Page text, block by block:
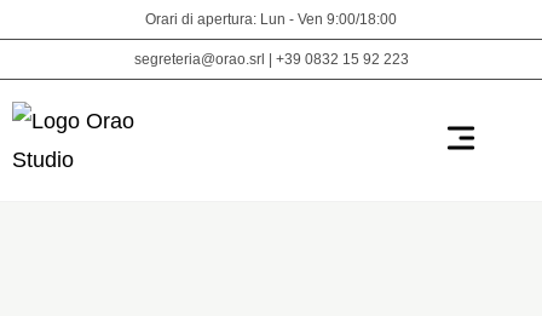
Orari di apertura: Lun - Ven 9:00/18:00
segreteria@orao.srl | +39 0832 15 92 223